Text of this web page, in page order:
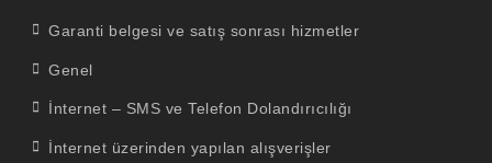
Garanti belgesi ve satış sonrası hizmetler
Genel
İnternet – SMS ve Telefon Dolandırıcılığı
İnternet üzerinden yapılan alışverişler